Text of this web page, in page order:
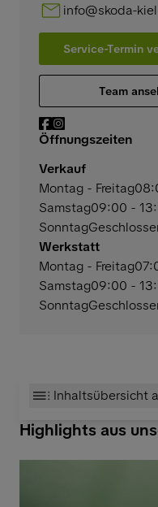
info@skoda-
Service-Termin
Team
Öffnungszeiten
Verkauf
Montag - Freitag
Samstag09:00 -
Sonntag
Werkstatt
Montag - Freitag
Samstag09:00 -
Sonntag
Inhaltsübersicht
Highlights aus